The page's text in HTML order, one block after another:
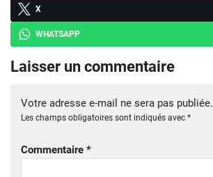
X
WHATSAPP
Laisser un commentaire
Votre adresse e-mail ne sera pas publiée.
Les champs obligatoires sont indiqués avec *
Commentaire *